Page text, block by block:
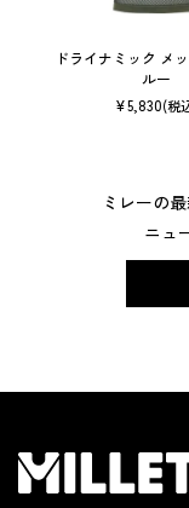
ドライナミック メ
ルー
¥5,830(税
ミレーの
ニュ